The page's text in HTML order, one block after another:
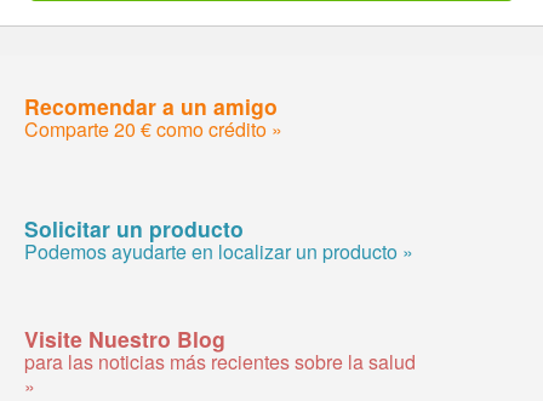
Recomendar a un amigo
Comparte 20 € como crédito »
Solicitar un producto
Podemos ayudarte en localizar un producto »
Visite Nuestro Blog
para las noticias más recientes sobre la salud
»